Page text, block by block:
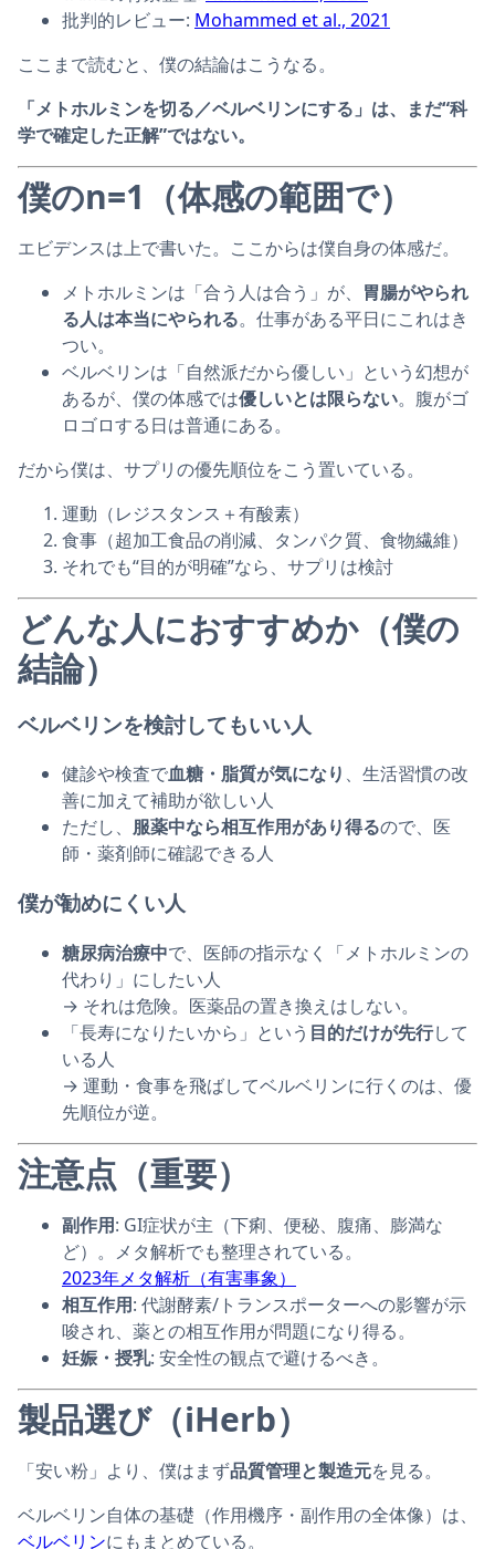
批判的レビュー: Mohammed et al., 2021
ここまで読むと、僕の結論はこうなる。
「メトホルミンを切る／ベルベリンにする」は、まだ“科
学で確定した正解”ではない。
僕のn=1（体感の範囲で）
エビデンスは上で書いた。ここからは僕自身の体感だ。
メトホルミンは「合う人は合う」が、 胃腸がやられ
る人は本当にやられる。仕事がある平日にこれはき
つい。
ベルベリンは「自然派だから優しい」という幻想が
あるが、僕の体感では優しいとは限らない。腹がゴ
ロゴロする日は普通にある。
だから僕は、サプリの優先順位をこう置いている。
運動（レジスタンス＋有酸素）
食事（超加工食品の削減、タンパク質、食物繊維）
それでも“目的が明確”なら、サプリは検討
どんな人におすすめか（僕の
結論）
ベルベリンを検討してもいい人
健診や検査で血糖・脂質が気になり 、生活習慣の改
善に加えて補助が欲しい人
ただし、 服薬中なら相互作用があり得るので、医
師・薬剤師に確認できる人
僕が勧めにくい人
糖尿病治療中で、医師の指示なく「メトホルミンの
代わり」にしたい人
→ それは危険。医薬品の置き換えはしない。
「長寿になりたいから」という 目的だけが先行して
いる人
→ 運動・食事を飛ばしてベルベリンに行くのは、優
先順位が逆。
注意点（重要）
副作用: GI症状が主（下痢、便秘、腹痛、膨満な
ど）。メタ解析でも整理されている。
2023年メタ解析（有害事象）
相互作用: 代謝酵素/トランスポーターへの影響が示
唆され、薬との相互作用が問題になり得る。
妊娠・授乳: 安全性の観点で避けるべき。
製品選び（iHerb）
「安い粉」より、僕はまず品質管理と製造元を見る。
ベルベリン自体の基礎（作用機序・副作用の全体像）は、
ベルベリンにもまとめている。